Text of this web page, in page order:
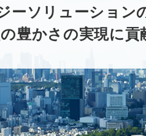
ソリューション
豊かさの実現に貢